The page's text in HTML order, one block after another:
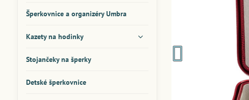
Šperkovnice a organizéry Umbra
Kazety na hodinky
Stojančeky na šperky
Detské šperkovnice